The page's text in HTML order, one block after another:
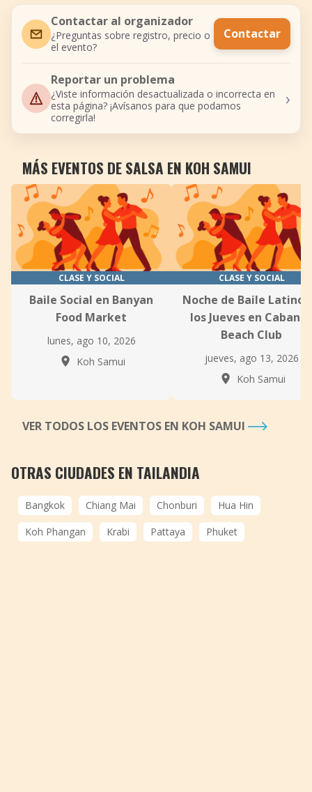
Contactar al organizador
¿Preguntas sobre registro, precio o
el evento?
Contactar
Reportar un problema
¿Viste información desactualizada o incorrecta en
esta página? ¡Avísanos para que podamos
corregirla!
›
MÁS EVENTOS DE SALSA EN KOH SAMUI
CLASE Y SOCIAL
Baile Social en Banyan
Food Market
lunes, ago 10, 2026
Koh Samui
CLASE Y SOCIAL
Noche de Baile Latino
los Jueves en Cabanas
Beach Club
jueves, ago 13, 2026
Koh Samui
VER TODOS LOS EVENTOS EN KOH SAMUI
OTRAS CIUDADES EN TAILANDIA
Bangkok Chiang Mai Chonburi
Hua Hin
Koh Phangan
Krabi Pattaya Phuket